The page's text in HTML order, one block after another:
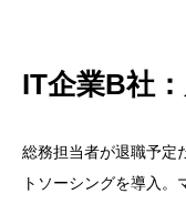
IT企業B社
総務担当者が退職予定
トソーシングを導入
まとめ：総務代
い合わせください